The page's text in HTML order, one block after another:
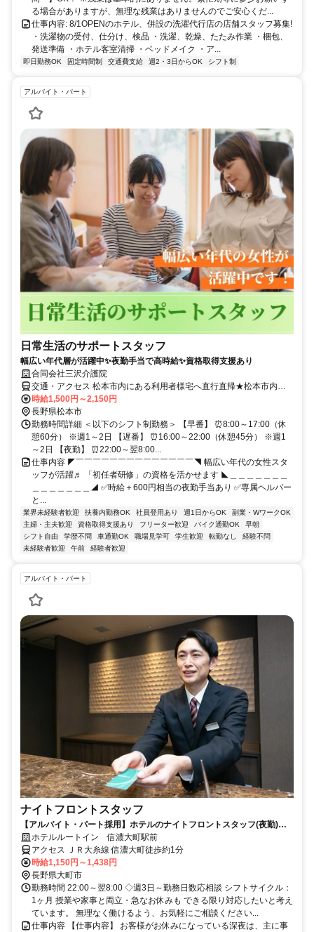
る場合がありますが、無理な残業はありませんのでご安心くだ...
仕事内容: 8/1OPENのホテル、併設の洗濯代行店の店舗スタッフ募集!
・洗濯物の受付、仕分け、検品 ・洗濯、乾燥、たたみ作業 ・梱包、
発送準備 ・ホテル客室清掃 ・ベッドメイク ・ア...
即日勤務OK 固定時間制 交通費支給 週2・3日からOK シフト制
アルバイト・パート
日常生活のサポートスタッフ
幅広い年代層が活躍中✨夜勤手当で高時給✨資格取得支援あり
合同会社三沢介護院
交通・アクセス 松本市内にある利用者様宅へ直行直帰★松本市内か
ら車・バイクで15分
時給1,500円～2,150円
長野県松本市
勤務時間詳細 ＜以下のシフト制勤務＞ 【早番】 ⏰8:00～17:00（休
憩60分） ※週1～2日 【遅番】 ⏰16:00～22:00（休憩45分） ※週1
～2日 【夜勤】 ⏰22:00～翌8:00...
仕事内容 ◤￣￣￣￣￣￣￣￣￣￣￣￣￣￣◥ 幅広い年代の女性スタ
ッフが活躍♬ 「初任者研修」の資格を活かせます ◣＿＿＿＿＿＿＿
＿＿＿＿＿＿＿◢ ✅時給＋600円相当の夜勤手当あり ✅専属ヘルパー
と...
業界未経験者歓迎 扶養内勤務OK 社員登用あり 週1日からOK
副業・WワークOK
主婦・主夫歓迎
資格取得支援あり フリーター歓迎 バイク通勤OK
早朝
シフト自由
学歴不問 車通勤OK 職場見学可 学生歓迎 転勤なし
経験不問
未経験者歓迎
午前 経験者歓迎
アルバイト・パート
ナイトフロントスタッフ
【アルバイト・パート採用】ホテルのナイトフロントスタッフ(夜勤)／
未経験歓迎！接客スキルも身につく
ホテルルートイン 信濃大町駅前
アクセス ＪＲ大糸線 信濃大町徒歩約1分
時給1,150円～1,438円
長野県大町市
勤務時間 22:00～翌8:00 ◇週3日～勤務日数応相談 シフトサイクル：
1ヶ月 授業や家事と両立・急なお休みも できる限り対応したいと考え
ています。 無理なく働けるよう、お気軽にご相談ください...
仕事内容 【仕事内容】 お客様がお休みになっている深夜は、主に事